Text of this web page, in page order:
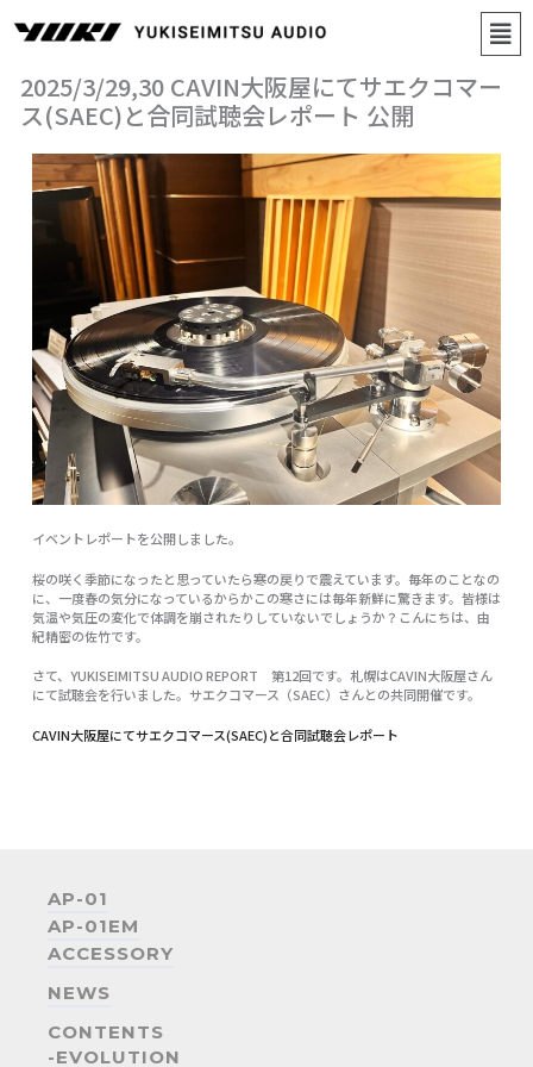
メ
ニ
ュ
ー
2025/3/29,30 CAVIN大阪屋にてサエクコマー
ス(SAEC)と合同試聴会レポート 公開
イベントレポートを公開しました。
桜の咲く季節になったと思っていたら寒の戻りで震えています。毎年のことなの
に、一度春の気分になっているからかこの寒さには毎年新鮮に驚きます。皆様は
気温や気圧の変化で体調を崩されたりしていないでしょうか？こんにちは、由
紀精密の佐竹です。
さて、 YUKISEIMITSU AUDIO REPORT 第12回です。札幌はCAVIN大阪屋さん
にて試聴会を行いました。サエクコマース（SAEC）さんとの共同開催です。
CAVIN大阪屋にてサエクコマース(SAEC)と合同試聴会レポート
×
メールアドレス (必須)
ご住所
お問い合わせ内容
AP-01
AP-01EM
ACCESSORY
NEWS
CONTENTS
-EVOLUTION